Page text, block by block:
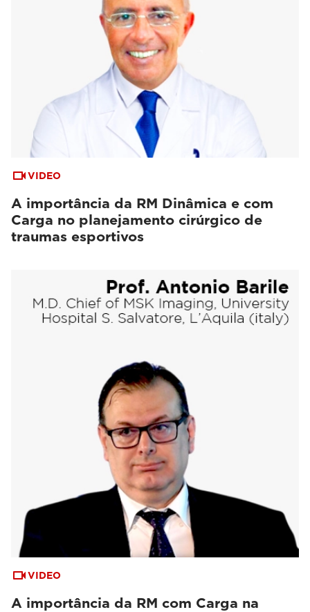
VIDEO
A importância da RM Dinâmica e com
Carga no planejamento cirúrgico de
traumas esportivos
VIDEO
A importância da RM com Carga na